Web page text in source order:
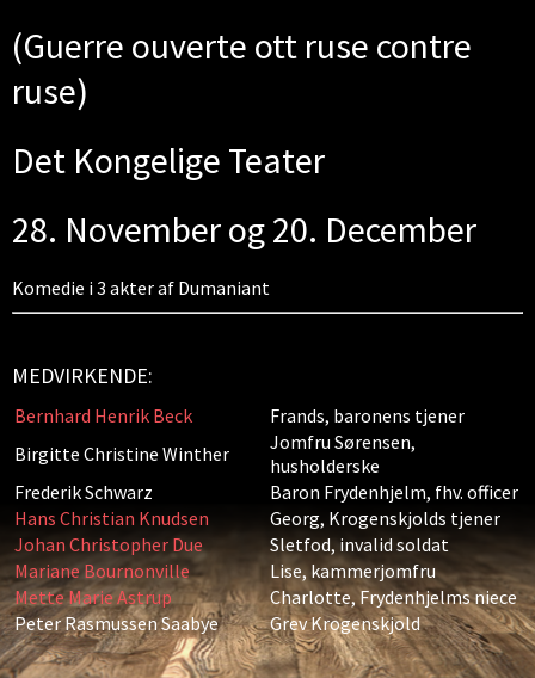
(Guerre ouverte ott ruse contre
ruse)
Det Kongelige Teater
28. November og 20. December
Komedie i 3 akter af Dumaniant
MEDVIRKENDE:
Bernhard Henrik Beck
Frands, baronens tjener
Birgitte Christine Winther
Jomfru Sørensen,
husholderske
Frederik Schwarz
Baron Frydenhjelm, fhv. officer
Hans Christian Knudsen
Georg, Krogenskjolds tjener
Johan Christopher Due
Sletfod, invalid soldat
Mariane Bournonville
Lise, kammerjomfru
Mette Marie Astrup
Charlotte, Frydenhjelms niece
Peter Rasmussen Saabye
Grev Krogenskjold